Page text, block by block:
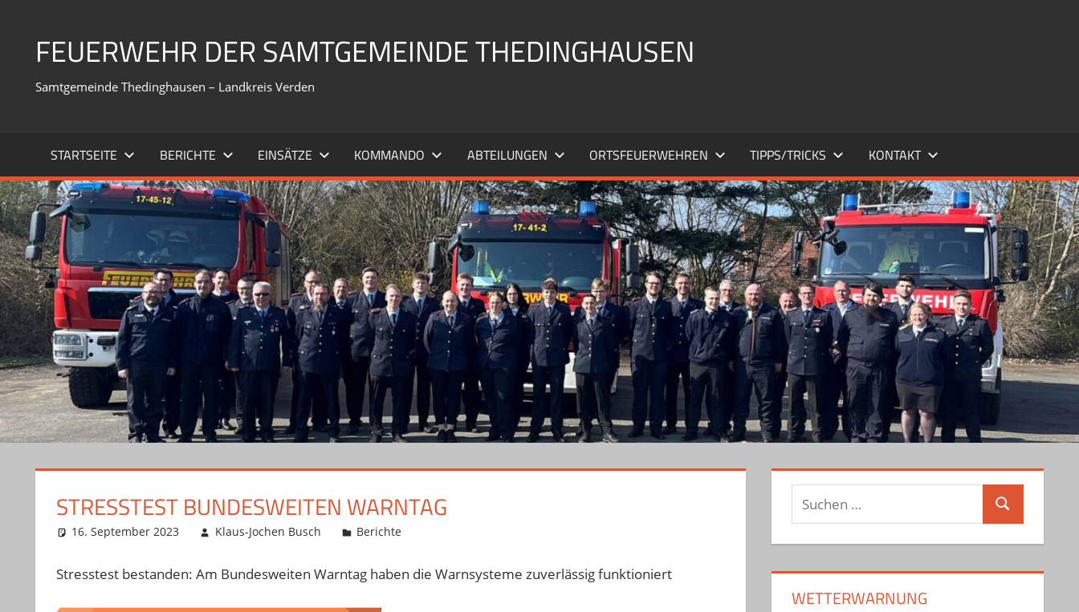
springenFEUERWEHR DER SAMTGEMEINDE THEDINGHAUSEN
Samtgemeinde Thedinghausen – Landkreis Verden
STARTSEITE BERICHTE EINSÄTZE KOMMANDO ABTEILUNGEN ORTSFEUERWEHREN TIPPS/TRICKS KONTAKT
STRESSTEST BUNDESWEITEN WARNTAG
16. September 2023 Klaus-Jochen Busch Berichte
Stresstest bestanden: Am Bundesweiten Warntag haben die Warnsysteme zuverlässig funktioniert
Suchen
nach:
Suchen
WETTERWARNUNG